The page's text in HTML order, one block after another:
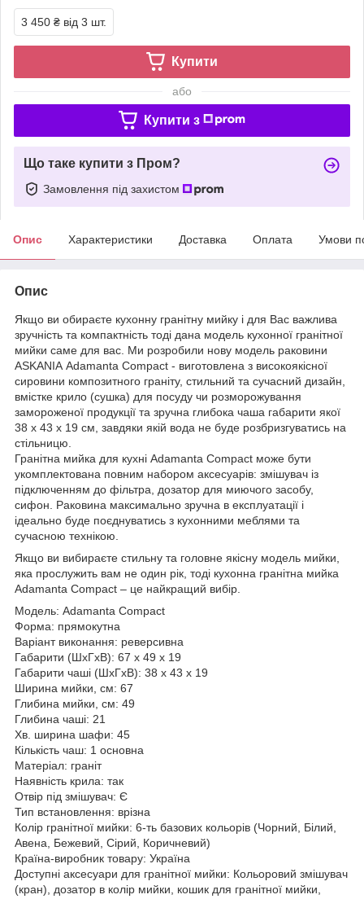
3 450 ₴ від 3 шт.
Купити
або
Купити з
Що таке купити з Пром?
Замовлення під захистом
Опис Характеристики Доставка Оплата Умови
Опис
Якщо ви обираєте кухонну гранітну мийку і для Вас важлива
зручність та компактність тоді дана модель кухонної гранітної
мийки саме для вас. Ми розробили нову модель раковини
ASKANIA Adamanta Сompact - виготовлена ​​з високоякісної
сировини композитного граніту, стильний та сучасний дизайн,
вмістке крило (сушка) для посуду чи розморожування
замороженої продукції та зручна глибока чаша габарити якої
38 х 43 х 19 см, завдяки якій вода не буде розбризгуватись на
стільницю.
Гранітна мийка для кухні Adamanta Сompact може бути
укомплектована повним набором аксесуарів: змішувач із
підключенням до фільтра, дозатор для миючого засобу,
сифон. Раковина максимально зручна в експлуатації і
ідеально буде поєднуватись з кухонними меблями та
сучасною технікою.
Якщо ви вибираєте стильну та головне якісну модель мийки,
яка прослужить вам не один рік, тоді кухонна гранітна мийка
Adamanta Сompact – це найкращий вибір.
Модель: Adamanta Сompact
Форма: прямокутна
Варіант виконання: реверсивна
Габарити (ШхГхВ): 67 х 49 х 19
Габарити чаші (ШхГхВ): 38 х 43 х 19
Ширина мийки, см: 67
Глибина мийки, см: 49
Глибина чаші: 21
Хв. ширина шафи: 45
Кількість чаш: 1 основна
Матеріал: граніт
Наявність крила: так
Отвір під змішувач: Є
Тип встановлення: врізна
Колір гранітної мийки: 6-ть базових кольорів (Чорний, Білий,
Авена, Бежевий, Сірий, Коричневий)
Країна-виробник товару: Україна
Доступні аксесуари для гранітної мийки: Кольоровий змішувач
(кран), дозатор в колір мийки, кошик для гранітної мийки,